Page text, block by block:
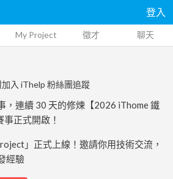
登入
My Project 徵才 聊天
入 iThelp 粉絲團追蹤
，連續 30 天的修煉【2026 iThome 鐵
事正式開啟！
」正式上線！邀請你用技術交流，
經驗